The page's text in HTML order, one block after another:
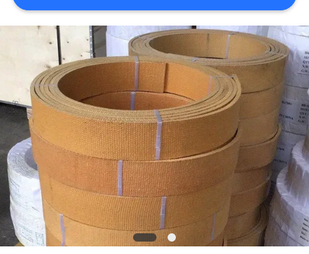
সাইট
PRIVACY
POLICY